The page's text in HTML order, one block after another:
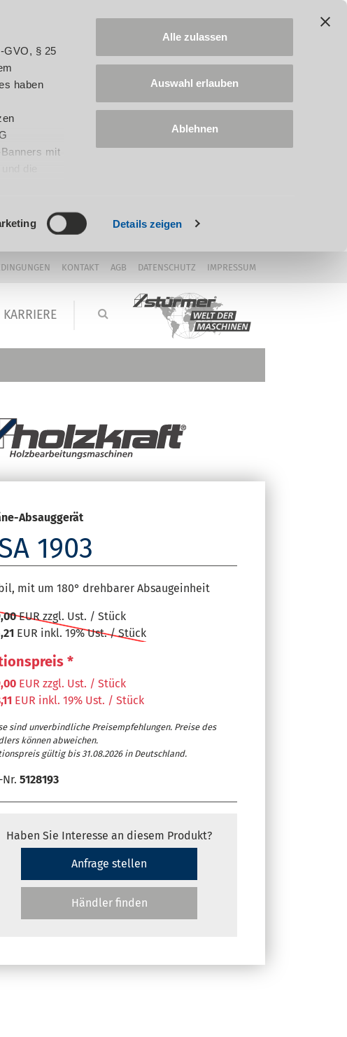
GVO, § 25
haben
mit
Details zeigen
Alle zulassen
Auswahl erlauben
Ablehnen
KONTAKT AGB DATENSCHUTZ IMPRESSUM
KARRIERE
drehbare Absaugeinheit ermöglicht Absaugführung von unten oder
zeigt ASA 7703)
Absauggerät
1903
mit um 180° drehbarer Absaugeinheit
EUR zzgl. Ust. / Stück
EUR inkl. 19% Ust. / Stück
*
EUR zzgl. Ust. / Stück
EUR inkl. 19% Ust. / Stück
sind unverbindliche Preisempfehlungen. Preise des
können abweichen.
gültig bis 31.08.2026 in Deutschland.
5128193
Haben Sie Interesse an diesem Produkt?
Anfrage stellen
Händler finden